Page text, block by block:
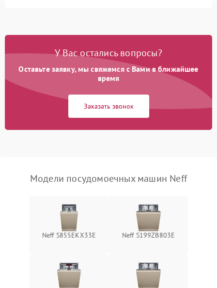
Проблемы с набором
Не работает сушилка 2100 ₽ Подробнее →
Сбои в работе таймера 1700 ₽
У Вас остались вопросы?
Оставьте заявку, мы свяжемся с Вами в ближайшее
время
Заказать звонок
Модели посудомоечных машин Neff
Neff S855EKX33E Neff S199ZB803E